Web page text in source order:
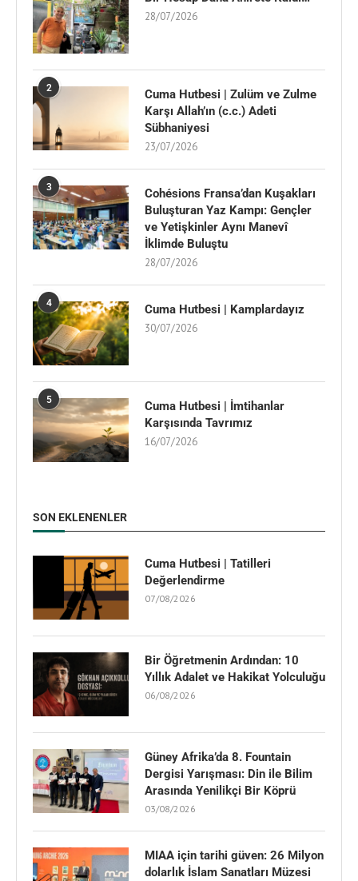
28/07/2026
2
Cuma Hutbesi | Zulüm ve Zulme
Karşı Allah’ın (c.c.) Adeti
Sübhaniyesi
23/07/2026
3
Cohésions Fransa’dan Kuşakları
Buluşturan Yaz Kampı: Gençler
ve Yetişkinler Aynı Manevî
İklimde Buluştu
28/07/2026
4 Cuma Hutbesi | Kamplardayız
30/07/2026
5
Cuma Hutbesi | İmtihanlar
Karşısında Tavrımız
16/07/2026
SON EKLENENLER
Cuma Hutbesi | Tatilleri
Değerlendirme
07/08/2026
Bir Öğretmenin Ardından: 10
Yıllık Adalet ve Hakikat Yolculuğu
06/08/2026
Güney Afrika’da 8. Fountain
Dergisi Yarışması: Din ile Bilim
Arasında Yenilikçi Bir Köprü
03/08/2026
MIAA için tarihi güven: 26 Milyon
dolarlık İslam Sanatları Müzesi